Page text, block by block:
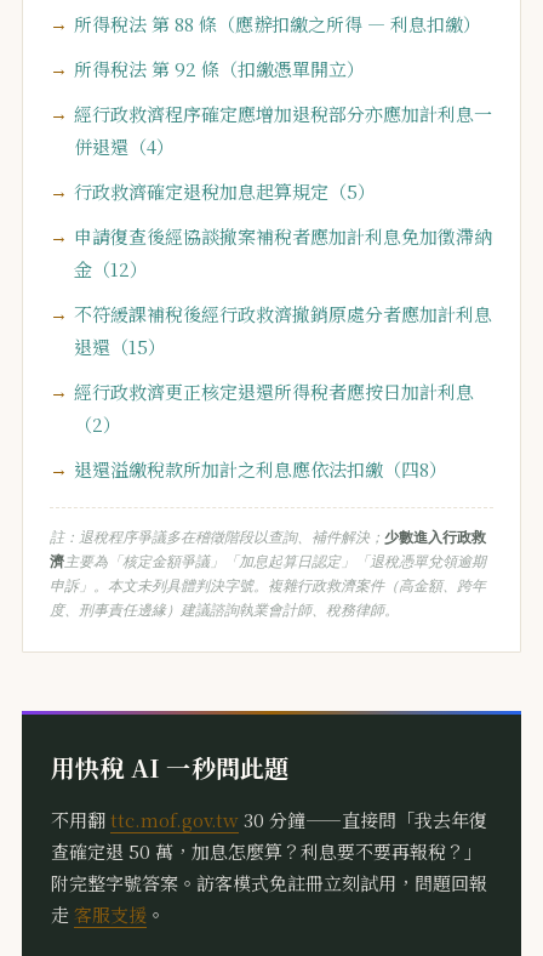
所得稅法 第 88 條（應辦扣繳之所得 — 利息扣繳）
所得稅法 第 92 條（扣繳憑單開立）
經行政救濟程序確定應增加退稅部分亦應加計利息一
併退還（4）
行政救濟確定退稅加息起算規定（5）
申請復查後經協談撤案補稅者應加計利息免加徵滯納
金（12）
不符緩課補稅後經行政救濟撤銷原處分者應加計利息
退還（15）
經行政救濟更正核定退還所得稅者應按日加計利息
（2）
退還溢繳稅款所加計之利息應依法扣繳（四8）
註：退稅程序爭議多在稽徵階段以查詢、補件解決； 少數進入行政救
濟主要為「核定金額爭議」「加息起算日認定」「退稅憑單兌領逾期
申訴」。本文未列具體判決字號。複雜行政救濟案件（高金額、跨年
度、刑事責任邊緣）建議諮詢執業會計師、稅務律師。
用快稅 AI 一秒問此題
不用翻ttc.mof.gov.tw 30 分鐘——直接問「我去年復
查確定退 50 萬，加息怎麼算？利息要不要再報稅？」
附完整字號答案。訪客模式免註冊立刻試用，問題回報
走客服支援 。